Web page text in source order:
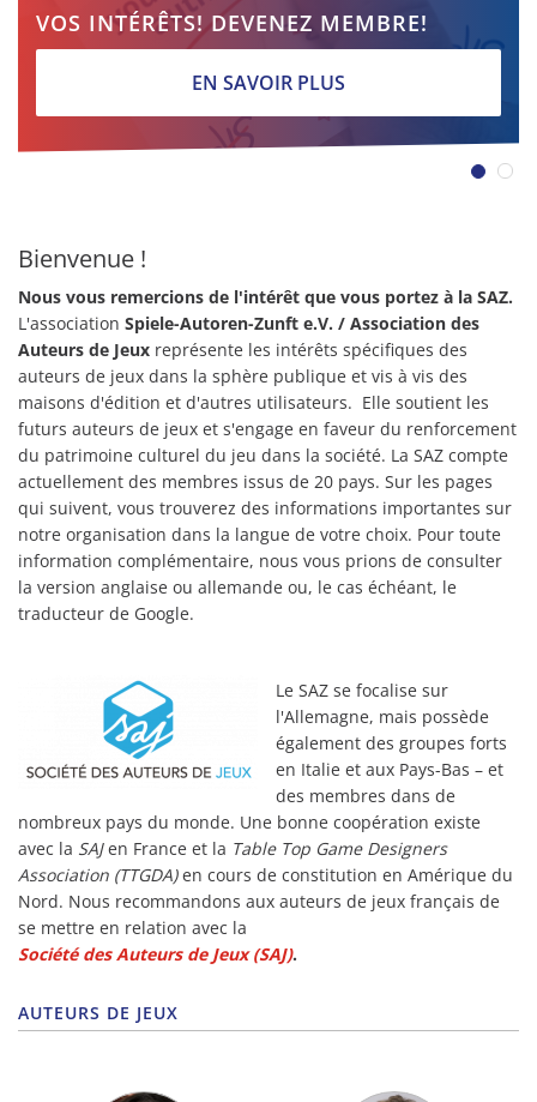
VOS INTÉRÊTS! DEVENEZ MEMBRE!
EN SAVOIR PLUS
Bienvenue !
Nous vous remercions de l'intérêt que vous portez à la SAZ.
L'association Spiele-Autoren-Zunft e.V. / Association des
Auteurs de Jeux représente les intérêts spécifiques des
auteurs de jeux dans la sphère publique et vis à vis des
maisons d'édition et d'autres utilisateurs. Elle soutient les
futurs auteurs de jeux et s'engage en faveur du renforcement
du patrimoine culturel du jeu dans la société. La SAZ compte
actuellement des membres issus de 20 pays. Sur les pages
qui suivent, vous trouverez des informations importantes sur
notre organisation dans la langue de votre choix. Pour toute
information complémentaire, nous vous prions de consulter
la version anglaise ou allemande ou, le cas échéant, le
traducteur de Google.
Le SAZ se focalise sur
l'Allemagne, mais possède
également des groupes forts
en Italie et aux Pays-Bas – et
des membres dans de
nombreux pays du monde. Une bonne coopération existe
avec la SAJen France et la Table Top Game Designers
Association (TTGDA)en cours de constitution en Amérique du
Nord. Nous recommandons aux auteurs de jeux français de
se mettre en relation avec la
Société des Auteurs de Jeux (SAJ).
AUTEURS DE JEUX